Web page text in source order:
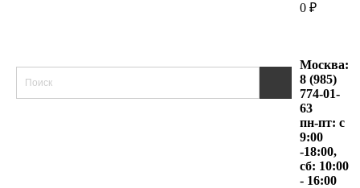
0 ₽
Москва:
8 (985)
774-01-
63
пн-пт: с
9:00
-18:00,
сб: 10:00
- 16:00